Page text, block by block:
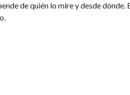
de quién lo mire y desde dónde.